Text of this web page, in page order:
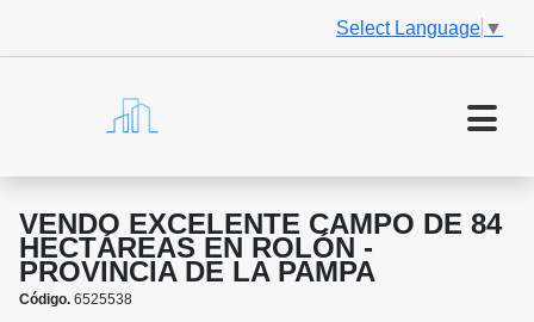
Select Language ▼
VENDO EXCELENTE CAMPO DE 84
HECTÁREAS EN ROLÓN -
PROVINCIA DE LA PAMPA
Código. 6525538